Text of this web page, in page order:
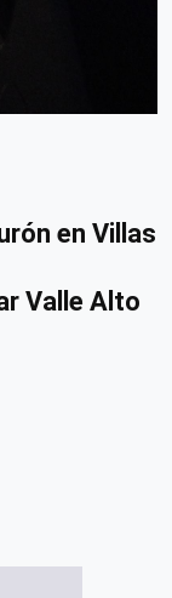
en Villas
Valle Alto